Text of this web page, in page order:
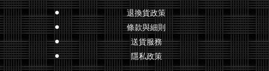
退換貨政策
條款與細則
送貨服務
隱私政策